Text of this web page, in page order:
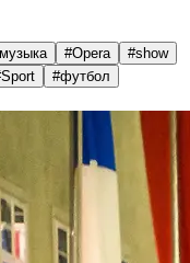
#Opera #show
Sport #футбол